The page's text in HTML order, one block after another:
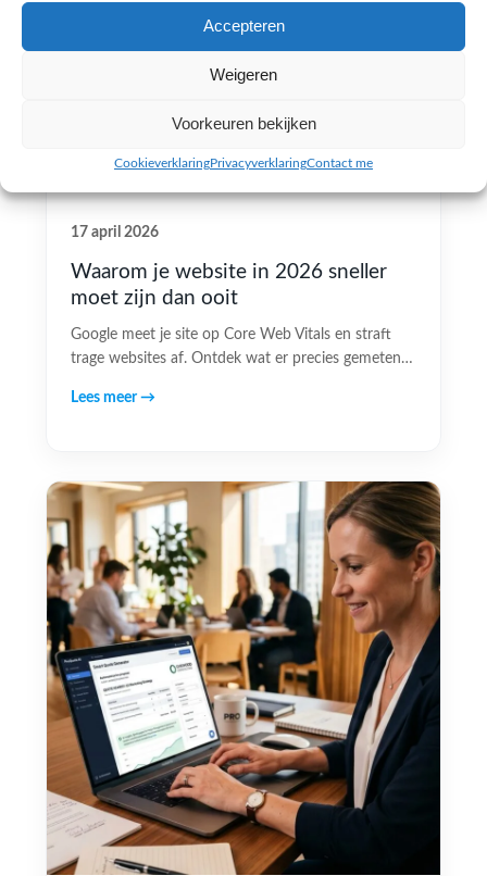
Accepteren
Weigeren
Voorkeuren bekijken
CookieverklaringPrivacyverklaringContact me
17 april 2026
Waarom je website in 2026 sneller
moet zijn dan ooit
Google meet je site op Core Web Vitals en straft
trage websites af. Ontdek wat er precies gemeten…
Lees meer →